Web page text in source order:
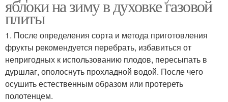
яблоки на зиму в духовке газовой
плиты
1. После определения сорта и метода приготовления
фрукты рекомендуется перебрать, избавиться от
непригодных к использованию плодов, пересыпать в
дуршлаг, ополоснуть прохладной водой. После чего
осушить естественным образом или протереть
полотенцем.